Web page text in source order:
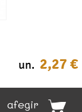
un. 2,27 €
afegir